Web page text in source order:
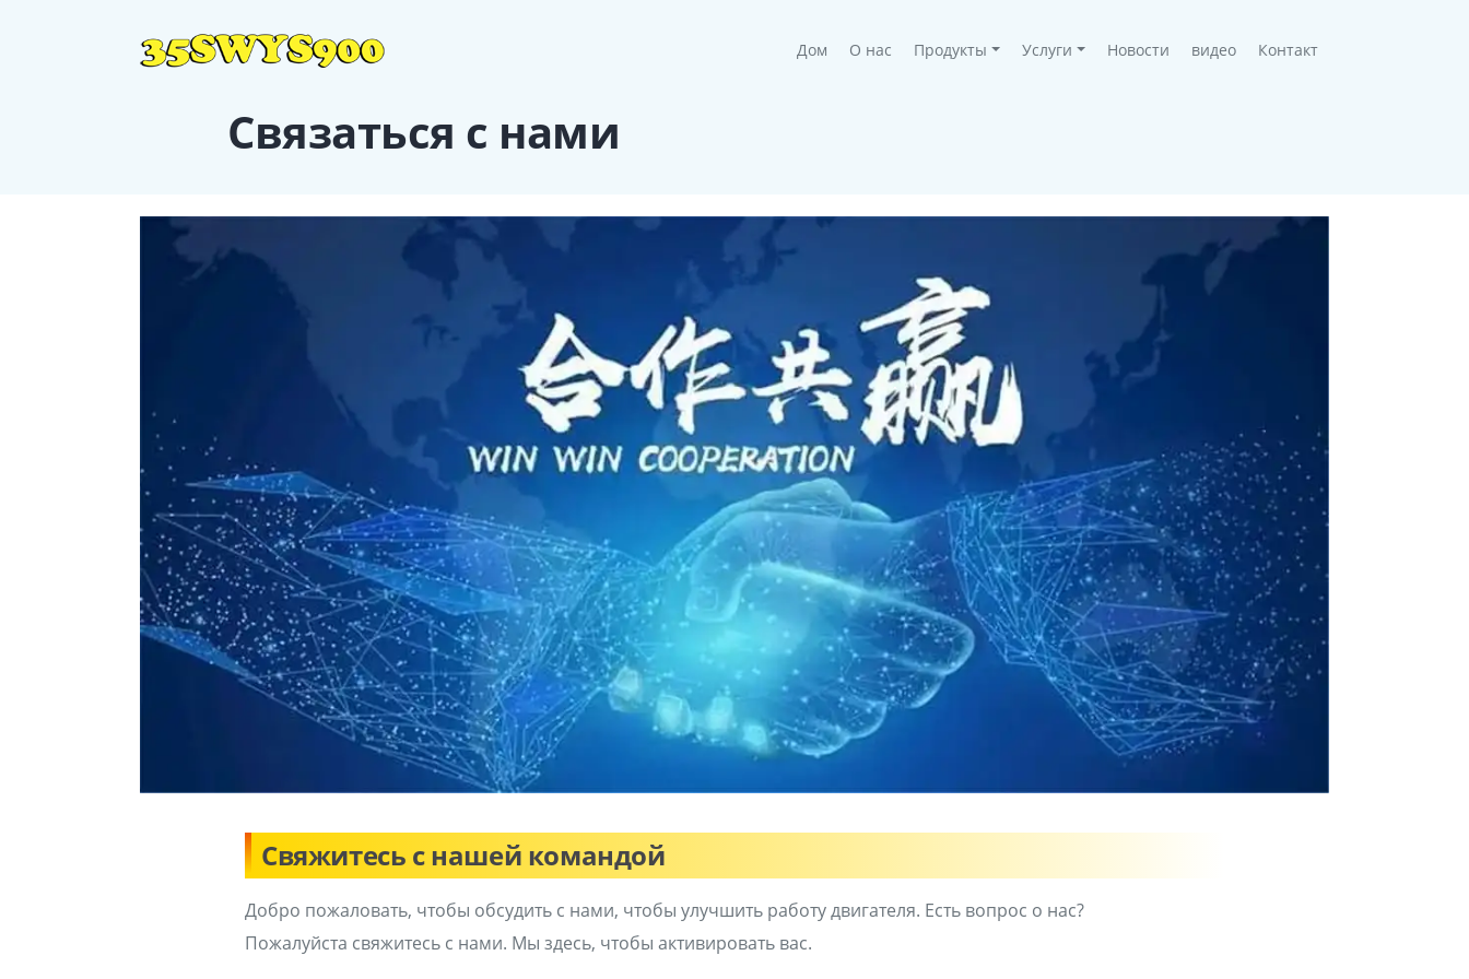
Дом (current)
О нас Продукты Услуги Новости видео Контакт
Связаться с нами
Свяжитесь с нашей командой
Добро пожаловать, чтобы обсудить с нами, чтобы улучшить работу двигателя. Есть вопрос о нас?
Пожалуйста свяжитесь с нами. Мы здесь, чтобы активировать вас.